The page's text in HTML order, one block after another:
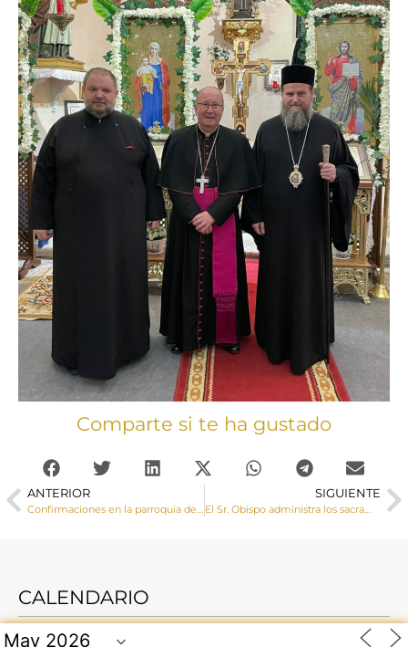
Comparte si te ha gustado
ANTERIOR
Confirmaciones en la parroquia de El Provencio
SIGUIENTE
El Sr. Obispo administra los sacramentos de la Iniciación Cristiana a cuatro jóvenes de la parroquia de Santa Ana
CALENDARIO